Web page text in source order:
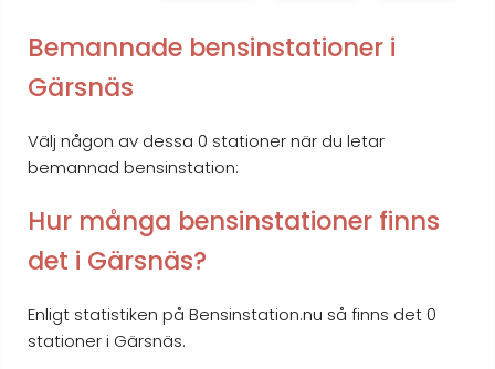
Bemannade bensinstationer i
Gärsnäs
Välj någon av dessa 0 stationer när du letar
bemannad bensinstation:
Hur många bensinstationer finns
det i Gärsnäs?
Enligt statistiken på Bensinstation.nu så finns det 0
stationer i Gärsnäs.